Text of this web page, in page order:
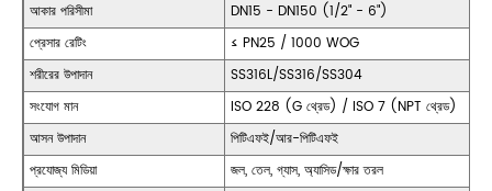
আকার পরিসীমা
DN15 - DN150 (1/2" - 6")
প্রেসার রেটিং
≤ PN25 / 1000 WOG
শরীরের উপাদান
SS316L/SS316/SS304
সংযোগ মান
ISO 228 (G থ্রেড) / ISO 7 (NPT থ্রেড)
আসন উপাদান
পিটিএফই/আর-পিটিএফই
প্রযোজ্য মিডিয়া
জল, তেল, গ্যাস, অ্যাসিড/ক্ষার তরল